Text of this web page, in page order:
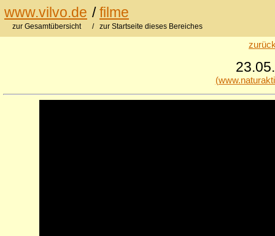
www.vilvo.de /filme
zur Gesamtübersicht / zur Startseite dieses Bereiches